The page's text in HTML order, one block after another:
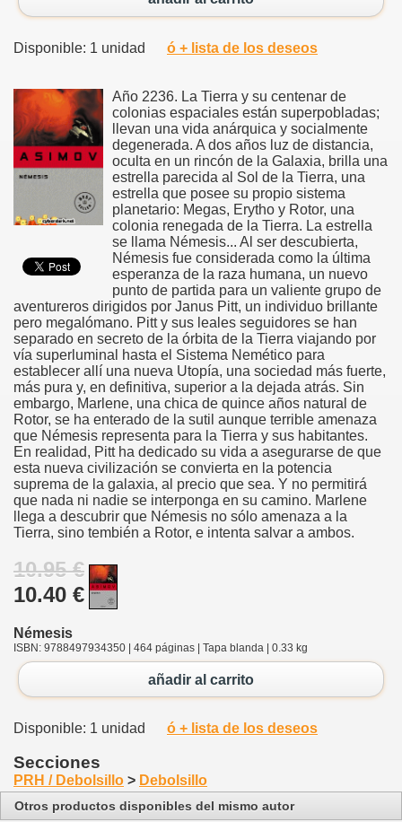
Disponible: 1 unidad ó + lista de los deseos
Año 2236. La Tierra y su centenar de
colonias espaciales están superpobladas;
llevan una vida anárquica y socialmente
degenerada. A dos años luz de distancia,
oculta en un rincón de la Galaxia, brilla una
estrella parecida al Sol de la Tierra, una
estrella que posee su propio sistema
planetario: Megas, Erytho y Rotor, una
colonia renegada de la Tierra. La estrella
se llama Némesis... Al ser descubierta,
Némesis fue considerada como la última
esperanza de la raza humana, un nuevo
punto de partida para un valiente grupo de
aventureros dirigidos por Janus Pitt, un individuo brillante
pero megalómano. Pitt y sus leales seguidores se han
separado en secreto de la órbita de la Tierra viajando por
vía superluminal hasta el Sistema Nemético para
establecer allí una nueva Utopía, una sociedad más fuerte,
más pura y, en definitiva, superior a la dejada atrás. Sin
embargo, Marlene, una chica de quince años natural de
Rotor, se ha enterado de la sutil aunque terrible amenaza
que Némesis representa para la Tierra y sus habitantes.
En realidad, Pitt ha dedicado su vida a asegurarse de que
esta nueva civilización se convierta en la potencia
suprema de la galaxia, al precio que sea. Y no permitirá
que nada ni nadie se interponga en su camino. Marlene
llega a descubrir que Némesis no sólo amenaza a la
Tierra, sino tembién a Rotor, e intenta salvar a ambos.
10.95 €
10.40 €
Némesis
ISBN: 9788497934350 | 464 páginas | Tapa blanda | 0.33 kg
añadir al carrito
Disponible: 1 unidad ó + lista de los deseos
Secciones
PRH / Debolsillo > Debolsillo
Otros productos disponibles del mismo autor